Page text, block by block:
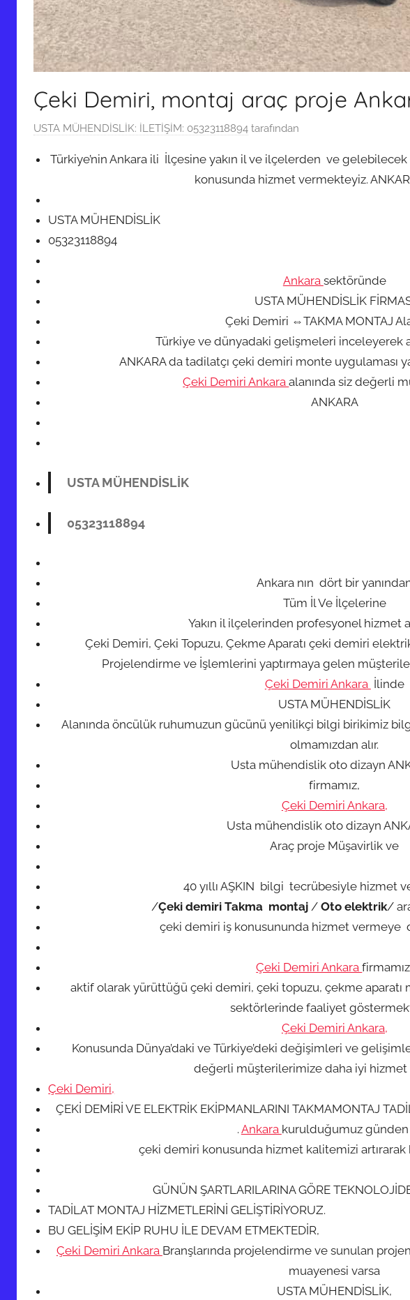
Çeki Demiri, montaj araç proje
1
H
z
r
9
t
a
r
g
n
d
e
ş
USTA MÜHENDİSLİK: İLETİŞİM: 05323118894 tarafından
Türkiye’nin Ankara ili İlçesine yakın il ve ilçelerden ve
konusunda hizmet vermekteyiz.
USTA MÜHENDİSLİK
05323118894
Ankara sektöründe
USTA MÜHENDİSLİK
Çeki Demiri ⇔TAKMA MONTAJ
Türkiye ve dünyadaki gelişmeleri inceleyerek
ANKARA da tadilatçı çeki demiri monte uygulaması
Çeki Demiri Ankaraalanında siz değerli
ANKARA
USTA MÜHENDİSLİK
05323118894
Ankara nın dört bir
Tüm İl Ve İlçelerine
Yakın il ilçelerinden profesyonel hizmet
Çeki Demiri, Çeki Topuzu, Çekme Aparatı çeki demiri
Projelendirme ve İşlemlerini yaptırmaya gelen
Çeki Demiri Ankara İlinde
USTA MÜHENDİSLİK
Alanında öncülük ruhumuzun gücünü yenilikçi bilgi birikimiz
olmamızdan alır.
Usta mühendislik oto dizayn
firmamız,
Çeki Demiri Ankara,
Usta mühendislik oto dizayn
Araç proje Müşavirlik ve
40 yıllı AŞKIN bilgi tecrübesiyle hizmet
/Çeki demiri Takma montaj/ Oto elektrik/
çeki demiri iş konusununda hizmet vermeye
Çeki Demiri Ankara
aktif olarak yürüttüğü çeki demiri, çeki topuzu, çekme
sektörlerinde faaliyet
Çeki Demiri Ankara,
Konusunda Dünya’daki ve Türkiye’deki değişimleri ve
değerli müşterilerimize daha iyi
Çeki Demiri,
ÇEKİ DEMİRİ VE ELEKTRİK EKİPMANLARINI TAKMAMONTAJ
. Ankara kurulduğumuz günden
çeki demiri konusunda hizmet kalitemizi
GÜNÜN ŞARTLARILARINA GÖRE
TADİLAT MONTAJ HİZMETLERİNİ GELİŞTİRİYORUZ.
BU GELİŞİM EKİP RUHU İLE DEVAM ETMEKTEDİR,
Çeki Demiri Ankara Branşlarında projelendirme ve sunulan
muayenesi varsa
USTA MÜHENDİSLİK,